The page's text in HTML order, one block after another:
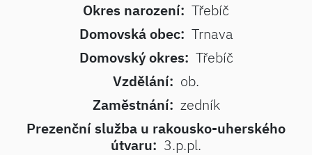
Okres narození: Třebíč
Domovská obec: Trnava
Domovský okres: Třebíč
Vzdělání: ob.
Zaměstnání: zedník
Prezenční služba u rakousko-uherského
útvaru: 3.p.pl.